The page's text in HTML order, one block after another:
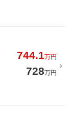
744.1万円
728万円